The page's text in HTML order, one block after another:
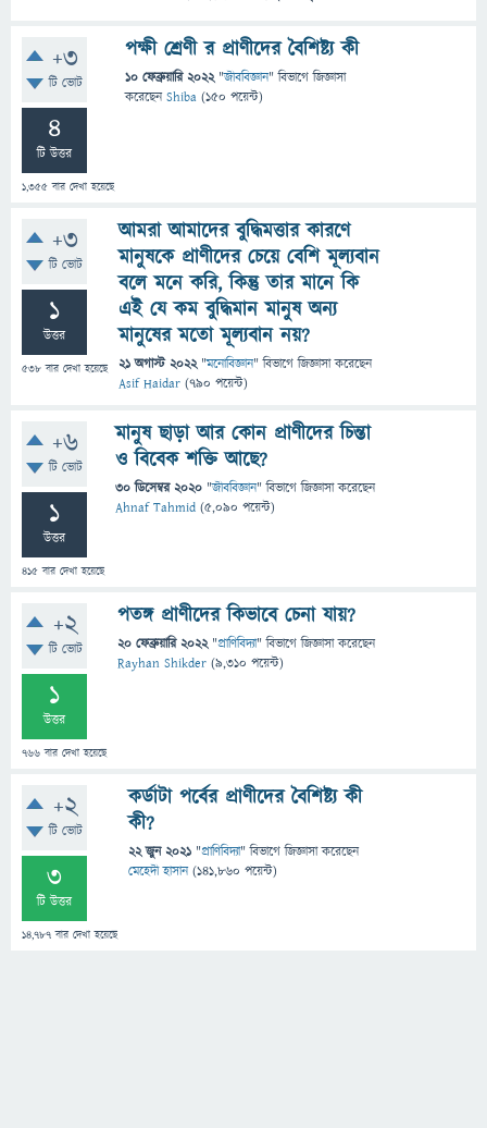
+3
টি ভোট
4
টি উত্তর
1,355 বার দেখা হয়েছে
পক্ষী শ্রেণী র প্রাণীদের বৈশিষ্ট্য কী
10 ফেব্রুয়ারি 2022 "জীববিজ্ঞান" বিভাগে জিজ্ঞাসা
করেছেনShiba (150 পয়েন্ট)
+3
টি ভোট
1
উত্তর
538 বার দেখা হয়েছে
আমরা আমাদের বুদ্ধিমত্তার কারণে
মানুষকে প্রাণীদের চেয়ে বেশি মূল্যবান
বলে মনে করি, কিন্তু তার মানে কি
এই যে কম বুদ্ধিমান মানুষ অন্য
মানুষের মতো মূল্যবান নয়?
21 অগাস্ট 2022 "মনোবিজ্ঞান" বিভাগে জিজ্ঞাসাকরেছেন
Asif Haidar (790 পয়েন্ট)
+6
টি ভোট
1
উত্তর
415 বার দেখা হয়েছে
মানুষ ছাড়া আর কোন প্রাণীদের চিন্তা
ও বিবেক শক্তি আছে?
30 ডিসেম্বর 2020 "জীববিজ্ঞান" বিভাগে জিজ্ঞাসাকরেছেন
Ahnaf Tahmid (5,090 পয়েন্ট)
+2
টি ভোট
1
উত্তর
766 বার দেখা হয়েছে
পতঙ্গ প্রাণীদের কিভাবে চেনা যায়?
20 ফেব্রুয়ারি 2022 "প্রাণিবিদ্যা" বিভাগে জিজ্ঞাসাকরেছেন
Rayhan Shikder (9,310 পয়েন্ট)
+2
টি ভোট
3
টি উত্তর
14,787 বার দেখা হয়েছে
কর্ডাটা পর্বের প্রাণীদের বৈশিষ্ট্য কী
কী?
22 জুন 2021 "প্রাণিবিদ্যা" বিভাগে জিজ্ঞাসাকরেছেন
মেহেদী হাসান (141,860 পয়েন্ট)